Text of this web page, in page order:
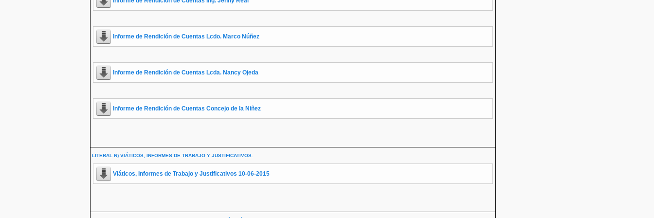
Informe de Rendición de Cuentas Lcdo. Marco Núñez
Informe de Rendición de Cuentas Lcda. Nancy Ojeda
Informe de Rendición de Cuentas Concejo de la Niñez
LITERAL N) VIÁTICOS, INFORMES DE TRABAJO Y JUSTIFICATIVOS.
Viáticos, Informes de Trabajo y Justificativos 10-06-2015